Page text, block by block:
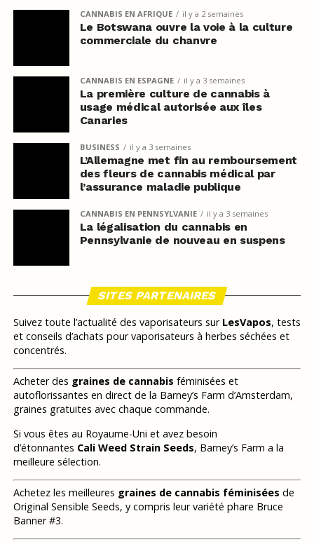
CANNABIS EN AFRIQUE il y a 2 semaines
Le Botswana ouvre la voie à la culture
commerciale du chanvre
CANNABIS EN ESPAGNE il y a 3 semaines
La première culture de cannabis à
usage médical autorisée aux îles
Canaries
BUSINESS il y a 3 semaines
L’Allemagne met fin au remboursement
des fleurs de cannabis médical par
l’assurance maladie publique
CANNABIS EN PENNSYLVANIE il y a 3 semaines
La légalisation du cannabis en
Pennsylvanie de nouveau en suspens
SITES PARTENAIRES
Suivez toute l’actualité des vaporisateurs sur LesVapos, tests
et conseils d’achats pour vaporisateurs à herbes séchées et
concentrés.
Acheter des graines de cannabis féminisées et
autoflorissantes en direct de la Barney’s Farm d’Amsterdam,
graines gratuites avec chaque commande.
Si vous êtes au Royaume-Uni et avez besoin
d’étonnantes Cali Weed Strain Seeds, Barney’s Farm a la
meilleure sélection.
Achetez les meilleures graines de cannabis féminisées de
Original Sensible Seeds, y compris leur variété phare Bruce
Banner #3.